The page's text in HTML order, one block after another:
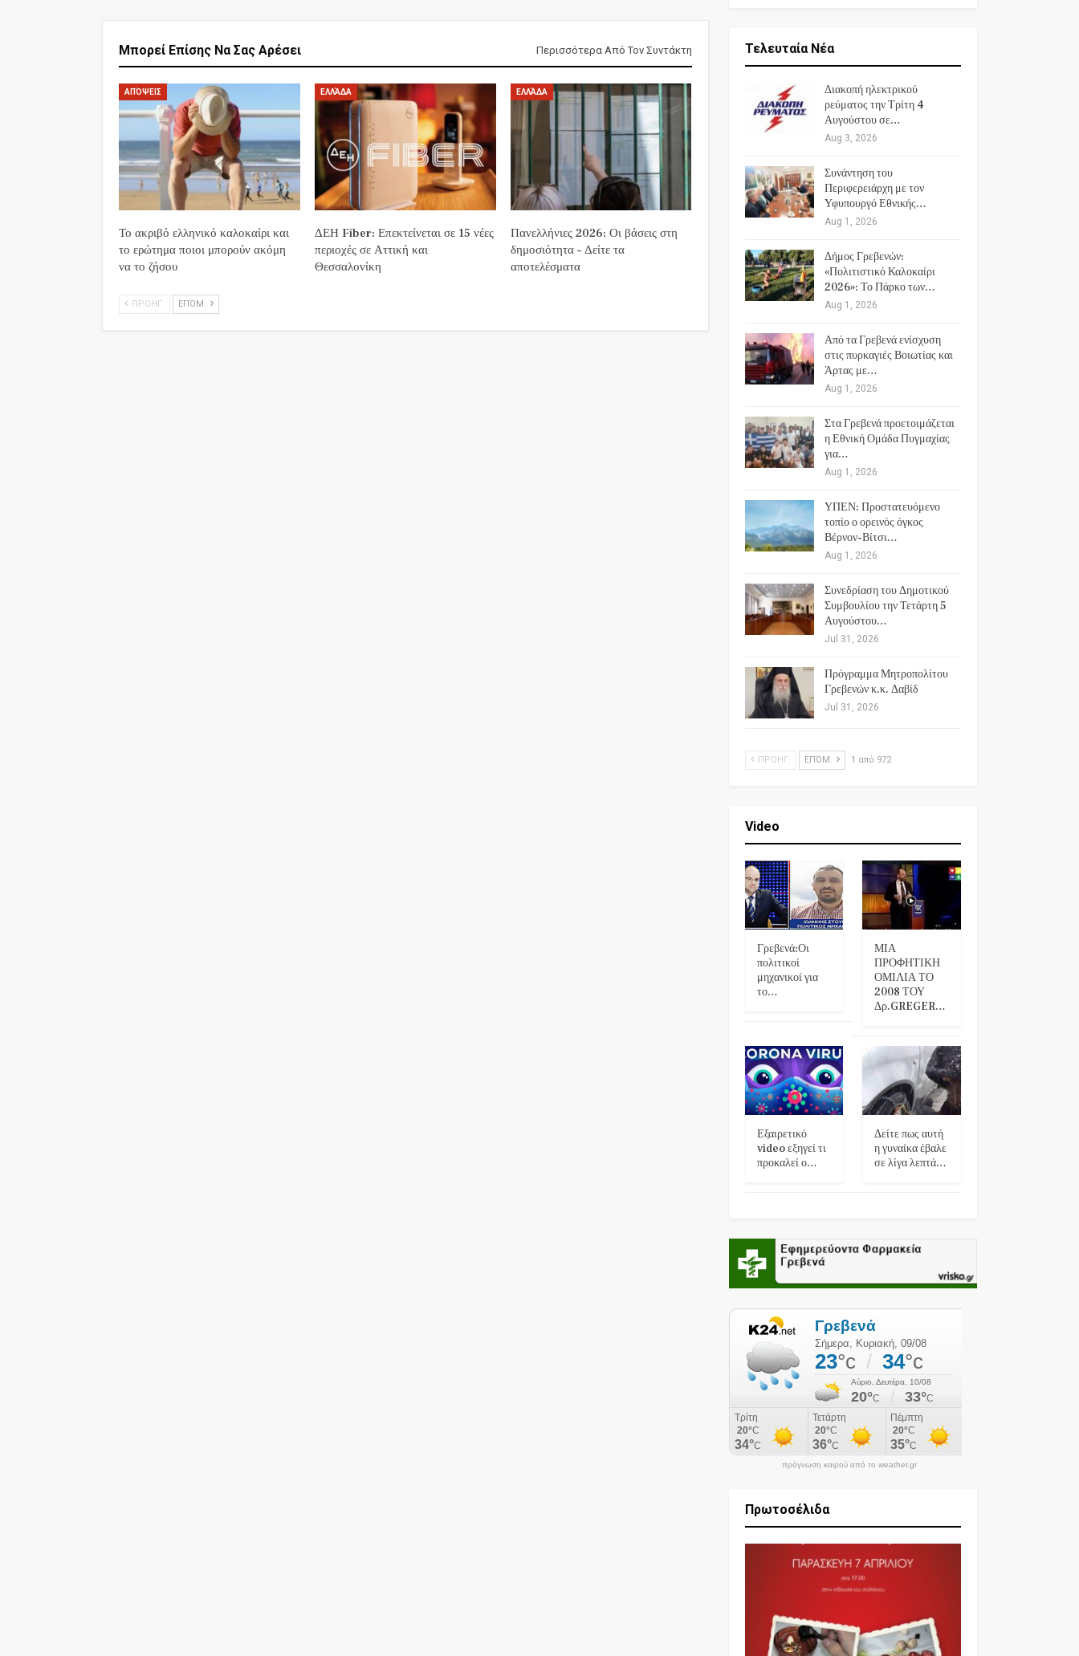
Μπορεί Επίσης Να Σας Αρέσει Περισσότερα Από Τον Συντάκτη
ΑΠΌΨΕΙΣ
Το ακριβό ελληνικό καλοκαίρι και
το ερώτημα ποιοι μπορούν ακόμη
να το ζήσου
ΕΛΛΆΔΑ
ΔΕΗ Fiber: Επεκτείνεται σε 15 νέες
περιοχές σε Αττική και
Θεσσαλονίκη
ΕΛΛΆΔΑ
Πανελλήνιες 2026: Οι βάσεις στη
δημοσιότητα – Δείτε τα
αποτελέσματα
ΠΡΟΗΓ. ΕΠΌΜ.
Τελευταία Νέα
Διακοπή ηλεκτρικού
ρεύματος την Τρίτη 4
Αυγούστου σε…
Aug 3, 2026
Συνάντηση του
Περιφερειάρχη με τον
Υφυπουργό Εθνικής…
Aug 1, 2026
Δήμος Γρεβενών:
«Πολιτιστικό Καλοκαίρι
2026»: Το Πάρκο των…
Aug 1, 2026
Από τα Γρεβενά ενίσχυση
στις πυρκαγιές Βοιωτίας και
Άρτας με…
Aug 1, 2026
Στα Γρεβενά προετοιμάζεται
η Εθνική Ομάδα Πυγμαχίας
για…
Aug 1, 2026
ΥΠΕΝ: Προστατευόμενο
τοπίο ο ορεινός όγκος
Βέρνον-Βίτσι…
Aug 1, 2026
Συνεδρίαση του Δημοτικού
Συμβουλίου την Τετάρτη 5
Αυγούστου…
Jul 31, 2026
Πρόγραμμα Μητροπολίτου
Γρεβενών κ.κ. Δαβίδ
Jul 31, 2026
ΠΡΟΗΓ. ΕΠΌΜ. 1 από 972
Video
Γρεβενά:Οι
πολιτικοί
μηχανικοί για
το…
ΜΙΑ
ΠΡΟΦΗΤΙΚΗ
ΟΜΙΛΙΑ ΤΟ
2008 ΤΟΥ
Δρ.GREGER…
Εξαιρετικό
video εξηγεί τι
προκαλεί ο…
Δείτε πως αυτή
η γυναίκα έβαλε
σε λίγα λεπτά…
πρόγνωση καιρού από το weather.gr
Πρωτοσέλιδα